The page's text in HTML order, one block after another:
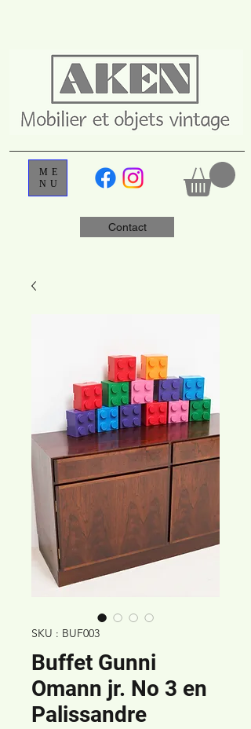
Contact
ME
NU
SKU : BUF003
Buffet Gunni
Omann jr. No 3 en
Palissandre